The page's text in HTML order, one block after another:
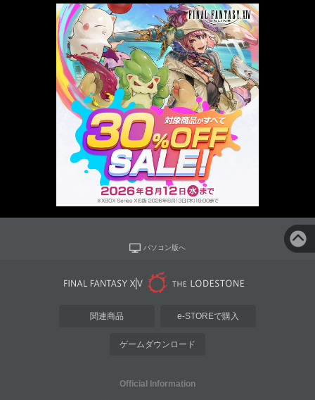
パソコン版へ
関連商品 e-STOREで購入
ゲームダウンロード
Official Information